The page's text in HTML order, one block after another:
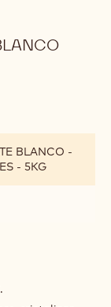
BLANCO -
- 5KG